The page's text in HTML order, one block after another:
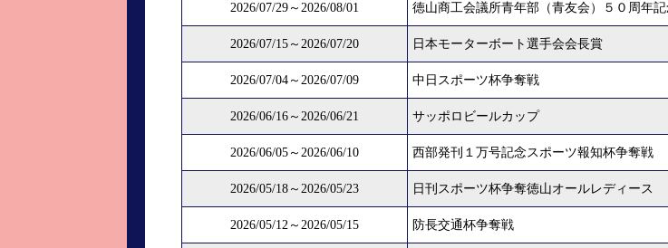
2026/07/29～2026/08/01 徳山商工会議所青年部（青友会）５０周年
2026/07/15～2026/07/20 日本モーターボート選手会会長賞
2026/07/04～2026/07/09 中日スポーツ杯争奪戦
2026/06/16～2026/06/21 サッポロビールカップ
2026/06/05～2026/06/10 西部発刊１万号記念スポーツ報知杯争奪戦
2026/05/18～2026/05/23 日刊スポーツ杯争奪徳山オールレディース
2026/05/12～2026/05/15 防長交通杯争奪戦